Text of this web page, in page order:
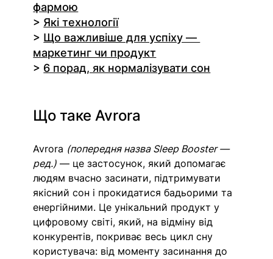
фармою
> Які технології
> Що важливіше для успіху —
маркетинг чи продукт
> 6 порад, як нормалізувати сон
Що таке Avrora
Avrora (попередня назва Sleep Booster —
ред.) — це застосунок, який допомагає
людям вчасно засинати, підтримувати
якісний сон і прокидатися бадьорими та
енергійними. Це унікальний продукт у
цифровому світі, який, на відміну від
конкурентів, покриває весь цикл сну
користувача: від моменту засинання до